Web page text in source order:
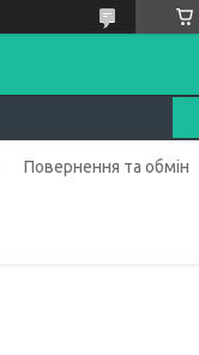
Повернення та обмін